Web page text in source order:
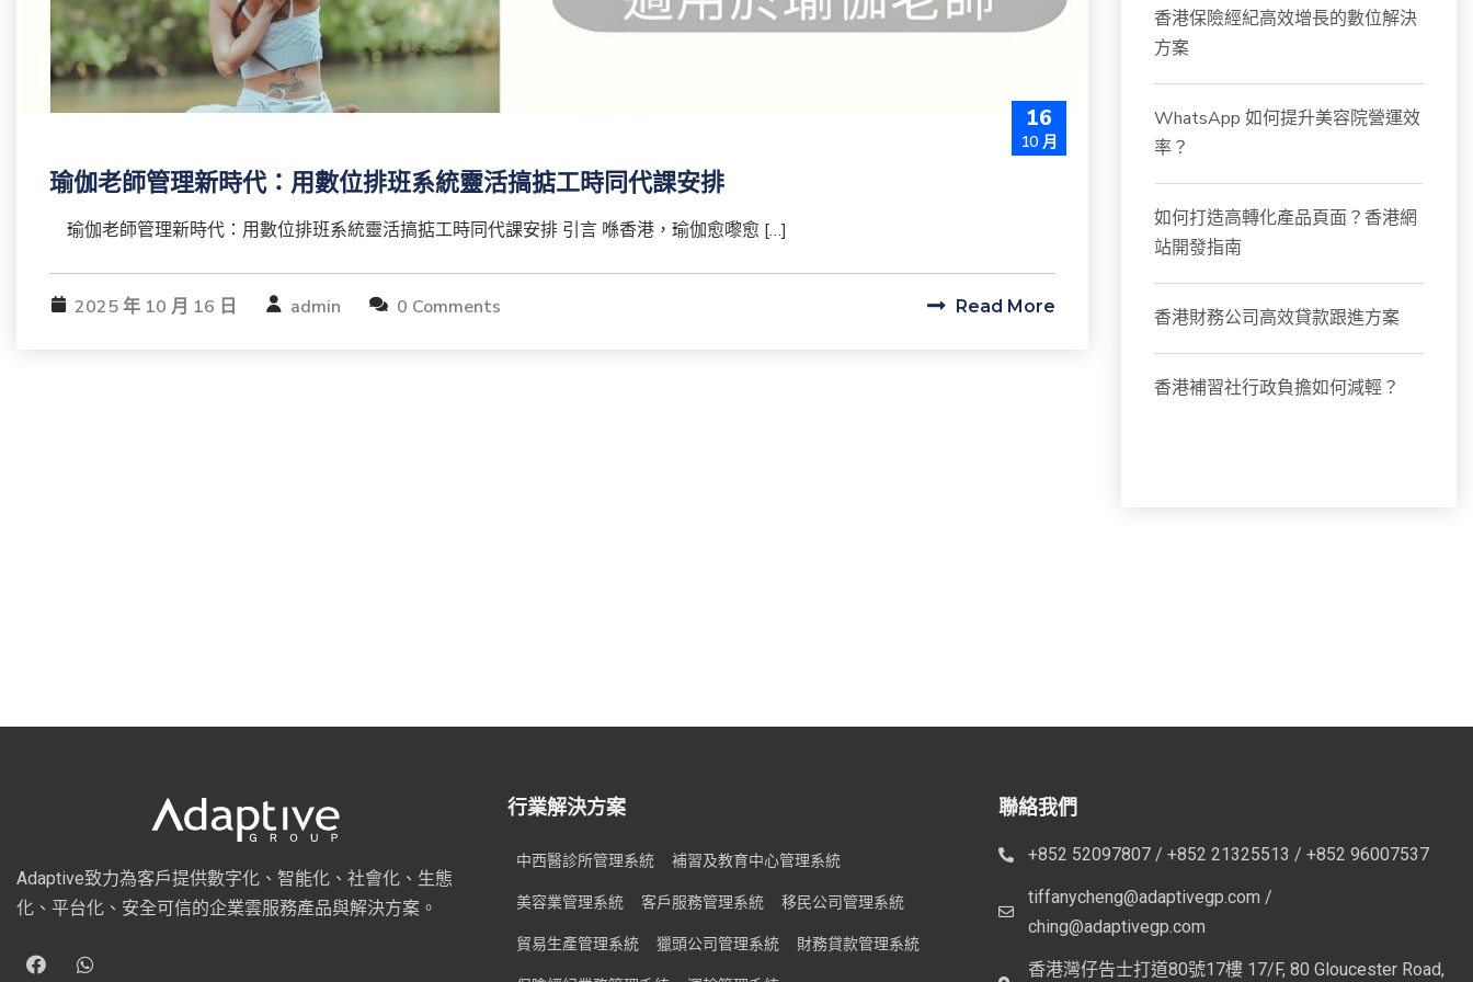
16
10 月
瑜伽老師管理新時代：用數位排班系統靈活搞掂工時同代課安排
瑜伽老師管理新時代：用數位排班系統靈活搞掂工時同代課安排 引言 喺香港，瑜伽愈嚟愈 […]
2025 年 10 月 16 日 admin 0 Comments Read More
香港保險經紀高效增長的數位解決
方案
WhatsApp 如何提升美容院營運效
率？
如何打造高轉化產品頁面？香港網
站開發指南
香港財務公司高效貸款跟進方案
香港補習社行政負擔如何減輕？
Adaptive致力為客戶提供數字化、智能化、社會化、生態
化、平台化、安全可信的企業雲服務產品與解決方案。
行業解決方案
中西醫診所管理系統 補習及教育中心管理系統
美容業管理系統 客戶服務管理系統 移民公司管理系統
貿易生產管理系統 獵頭公司管理系統 財務貸款管理系統
聯絡我們
+852 52097807 / +852 21325513 / +852 96007537
tiffanycheng@adaptivegp.com /
ching@adaptivegp.com
香港灣仔告士打道80號17樓 17/F, 80 Gloucester Road,